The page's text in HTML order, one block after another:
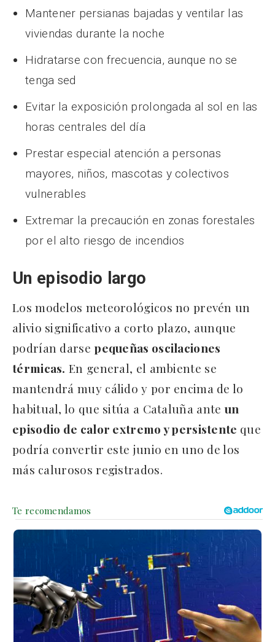
Mantener persianas bajadas y ventilar las
viviendas durante la noche
Hidratarse con frecuencia, aunque no se
tenga sed
Evitar la exposición prolongada al sol en las
horas centrales del día
Prestar especial atención a personas
mayores, niños, mascotas y colectivos
vulnerables
Extremar la precaución en zonas forestales
por el alto riesgo de incendios
Un episodio largo
Los modelos meteorológicos no prevén un
alivio significativo a corto plazo, aunque
podrían darse pequeñas oscilaciones
térmicas. En general, el ambiente se
mantendrá muy cálido y por encima de lo
habitual, lo que sitúa a Cataluña ante un
episodio de calor extremo y persistente que
podría convertir este junio en uno de los
más calurosos registrados.